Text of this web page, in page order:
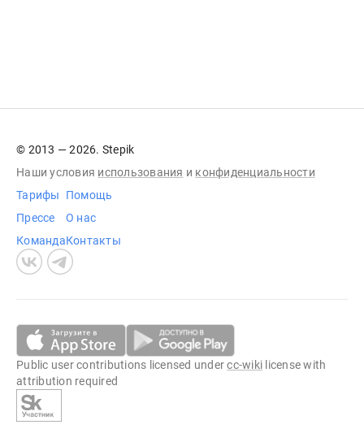
© 2013 — 2026. Stepik
Наши условия использования и конфиденциальности
Тарифы
Прессе
Команда
Помощь
О нас
Контакты
Public user contributions licensed undercc-wiki license with
attribution required